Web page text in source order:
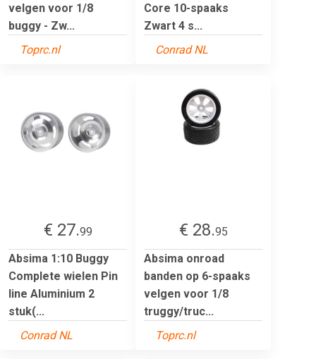
velgen voor 1/8
buggy - Zw...
Toprc.nl
Core 10-spaaks
Zwart 4 s...
Conrad NL
€ 27.99
Absima 1:10 Buggy
Complete wielen Pin
line Aluminium 2
stuk(...
Conrad NL
€ 28.95
Absima onroad
banden op 6-spaaks
velgen voor 1/8
truggy/truc...
Toprc.nl